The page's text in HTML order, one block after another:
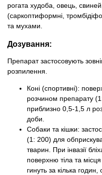
рогата худоба, овець,
(саркоптиформні,
та мухами.
Дозування:
Препарат застосовують
розпилення.
Коні (спортивні):
розчином препарату
приблизно 0,5-1,5 л
доби.
Собаки та кішки:
(1: 200) для
тварин. При інвазії
поверхню тіла та
гинуть за кілька